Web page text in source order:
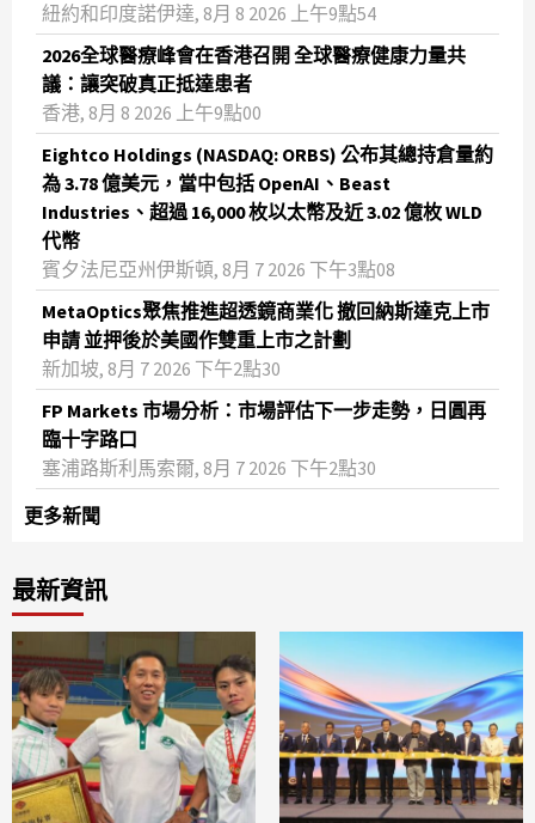
紐約和印度諾伊達, 8月 8 2026 上午9點54
2026全球醫療峰會在香港召開 全球醫療健康力量共
議：讓突破真正抵達患者
香港, 8月 8 2026 上午9點00
Eightco Holdings (NASDAQ: ORBS) 公布其總持倉量約
為 3.78 億美元，當中包括 OpenAI、Beast
Industries、超過 16,000 枚以太幣及近 3.02 億枚 WLD
代幣
賓夕法尼亞州伊斯頓, 8月 7 2026 下午3點08
MetaOptics聚焦推進超透鏡商業化 撤回納斯達克上市
申請 並押後於美國作雙重上市之計劃
新加坡, 8月 7 2026 下午2點30
FP Markets 市場分析：市場評估下一步走勢，日圓再
臨十字路口
塞浦路斯利馬索爾, 8月 7 2026 下午2點30
更多新聞
最新資訊